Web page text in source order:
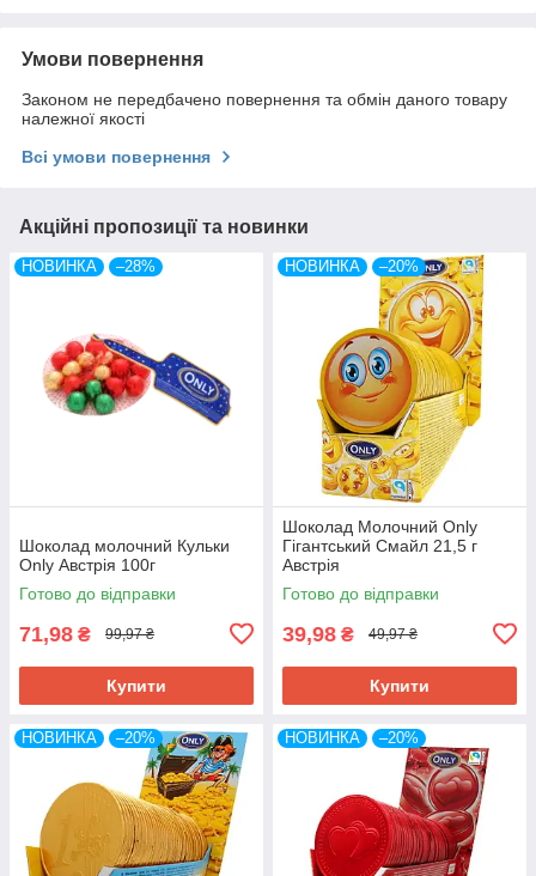
Умови повернення
Законом не передбачено повернення та обмін даного товару
належної якості
Всі умови повернення
Акційні пропозиції та новинки
НОВИНКА –28%
Шоколад молочний Кульки
Only Австрія 100г
Готово до відправки
71,98 ₴ 99,97 ₴
Купити
НОВИНКА –20%
Шоколад Молочний Only
Гігантський Смайл 21,5 г
Австрія
Готово до відправки
39,98 ₴ 49,97 ₴
Купити
НОВИНКА –20% НОВИНКА –20%